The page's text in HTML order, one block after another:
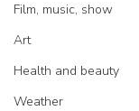
Film, music, show
Art
Health and beauty
Weather